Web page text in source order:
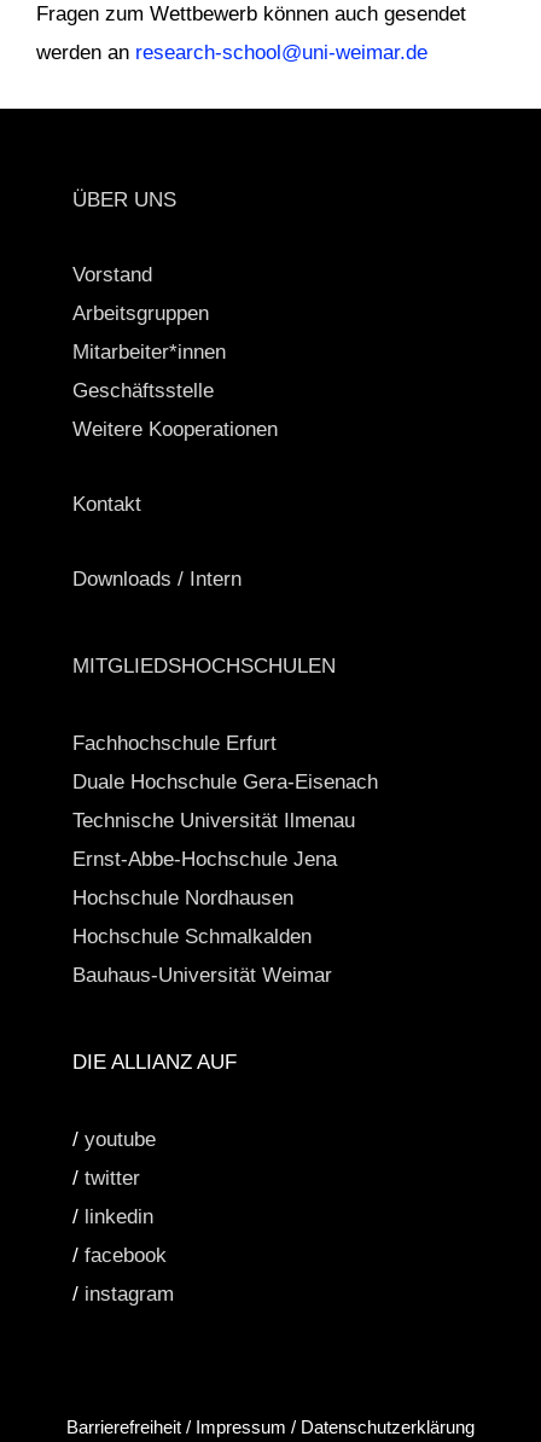
Fragen zum Wettbewerb können auch gesendet
werden an research-school@uni-weimar.de
ÜBER UNS
Vorstand
Arbeitsgruppen
Mitarbeiter*innen
Geschäftsstelle
Weitere Kooperationen
Kontakt
Downloads / Intern
MITGLIEDSHOCHSCHULEN
Fachhochschule Erfurt
Duale Hochschule Gera-Eisenach
Technische Universität Ilmenau
Ernst-Abbe-Hochschule Jena
Hochschule Nordhausen
Hochschule Schmalkalden
Bauhaus-Universität Weimar
DIE ALLIANZ AUF
/ youtube
/ twitter
/ linkedin
/ facebook
/ instagram
Barrierefreiheit / Impressum / Datenschutzerklärung